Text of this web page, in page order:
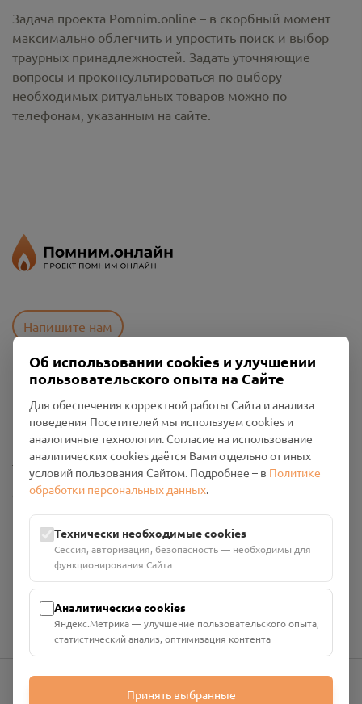
Задача проекта Pomnim.online – в скорбный момент
максимально облегчить и упростить поиск и выбор
траурных принадлежностей. Задать уточняющие
вопросы и проконсультироваться по выбору
необходимых ритуальных товаров можно по
телефонам, указанным на сайте.
Напишите нам
Пользовательское соглашение
Политика конфиденциальности
Промо-материалы
Настройки cookies
Общество с ограниченной ответственностью «Смоленский
Проект Помним»
ИНН: 6700029207 ОГРН: 1256700001986
Юридический адрес: 216790, Смоленская область, р-н
Руднянский, г. Рудня, улица Западная, д. 26А, пом. 18
Номер счёта: 40702810901130004287 в АО "АЛЬФА-БАНК"
Кор. счёт: 30101810200000000593
Об использовании cookies и улучшении
пользовательского опыта на Сайте
Для обеспечения корректной работы Сайта и анализа
поведения Посетителей мы используем cookies и
аналогичные технологии. Согласие на использование
аналитических cookies даётся Вами отдельно от иных
условий пользования Сайтом. Подробнее – в Политике
обработки персональных данных.
Технически необходимые cookies
Сессия, авторизация, безопасность — необходимы для
функционирования Сайта
Аналитические cookies
Яндекс.Метрика — улучшение пользовательского опыта,
статистический анализ, оптимизация контента
Принять выбранные